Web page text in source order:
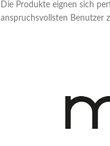
Die Produkte eignen sich
anspruchsvollsten Benutzer